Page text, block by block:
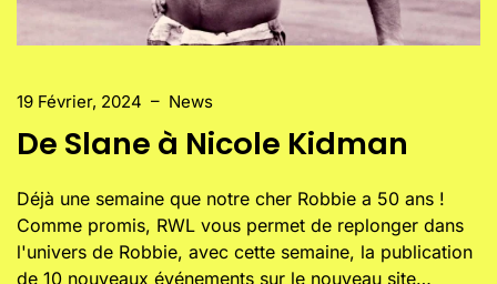
19 Février, 2024 – News
De Slane à Nicole Kidman
Déjà une semaine que notre cher Robbie a 50 ans !
Comme promis, RWL vous permet de replonger dans
l'univers de Robbie, avec cette semaine, la publication
de 10 nouveaux événements sur le nouveau site…